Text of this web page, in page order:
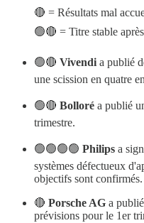
🔴 = Résultats mal
🟢🔴 = Titre stable
🟢🔴 Vivendi a publié
une scission en quatre
🟢🔴 Bolloré a publié
trimestre.
🟢🟢🟢🟢 Philips a
systèmes défectueux
objectifs sont confirmés.
🔴 Porsche AG a
prévisions pour le 1er